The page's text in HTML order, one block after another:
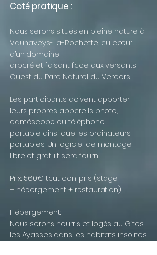
Coté pratique :
Nous serons situés en pleine nature à
Vaunaveys-La-Rochette, au cœur
d’un domaine
arboré et faisant face aux versants
Ouest du Parc Naturel du Vercors.
Les participants doivent apporter
leurs propres appareils photo,
caméscope ou téléphone
portable ainsi que les ordinateurs
portables. Un logiciel de montage
libre et gratuit sera fourni.
Prix: 560€ tout compris (stage
+ hébergement + restauration)
Hébergement:
Nous serons nourris et logés au Gîtes
les Ayasses dans les habitats insolites